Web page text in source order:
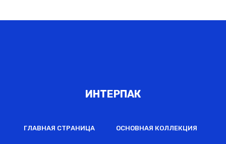
ИНТЕРПАК
ГЛАВНАЯ СТРАНИЦА ОСНОВНАЯ КОЛЛЕКЦИЯ